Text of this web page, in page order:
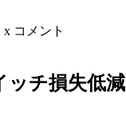
コメント
ッチ損失低減